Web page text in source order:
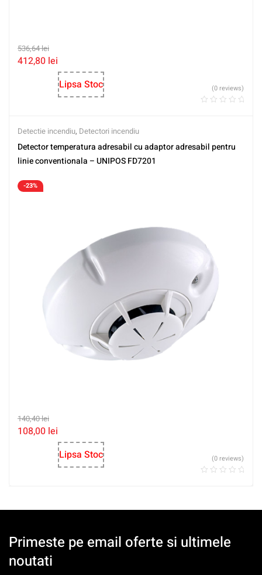
536,64lei
412,80 lei
Lipsa Stoc
(0 reviews)
Detectie incendiu, Detectori incendiu
Detector temperatura adresabil cu adaptor adresabil pentru
linie conventionala – UNIPOS FD7201
-23%
140,40lei
108,00 lei
Lipsa Stoc
(0 reviews)
Primeste pe email oferte si ultimele
noutati